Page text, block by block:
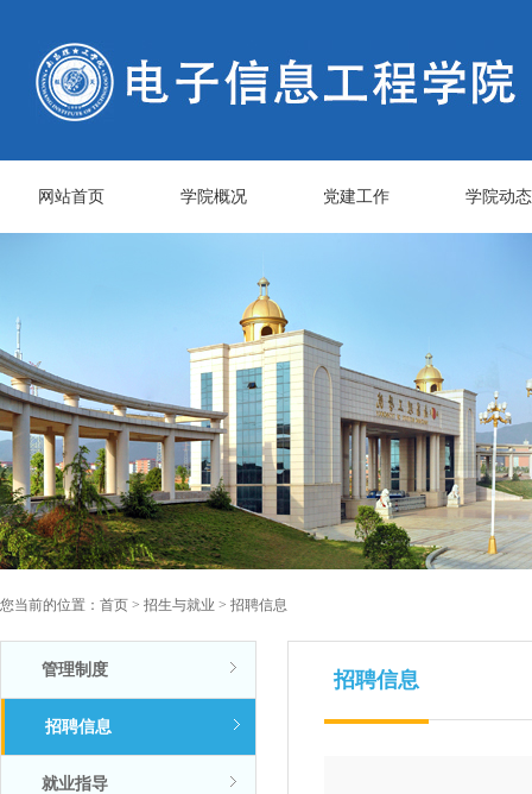
网站首页 学院概况 党建工作 学院动态
您当前的位置： 首页 > 招生与就业 > 招聘信息
管理制度
招聘信息
就业指导
招聘信息